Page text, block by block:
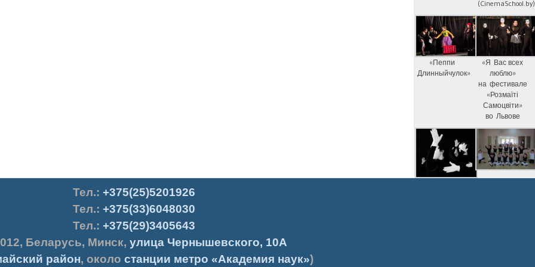
(CinemaSchool.by)
«Пеппи
Длинныйчулок»
«Я Вас всех
люблю»
на фестивале
«Розмаїті
Самоцвіти»
во Львове
Тел.: +375(25)5201926
Тел.: +375(33)6048030
Тел.: +375(29)3405643
, Беларусь, Минск, улица Чернышевского, 10А
район, около станции метро «Академия наук»)